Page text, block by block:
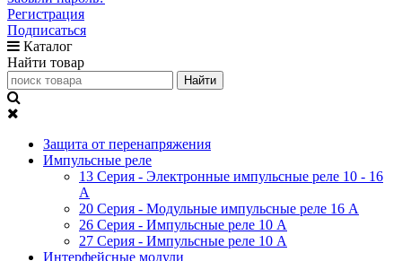
Регистрация
Подписаться
Каталог
Найти товар
Защита от перенапряжения
Импульсные реле
13 Серия - Электронные импульсные реле 10 - 16
A
20 Серия - Модульные импульсные реле 16 A
26 Серия - Импульсные реле 10 A
27 Серия - Импульсные реле 10 A
Интерфейсные модули